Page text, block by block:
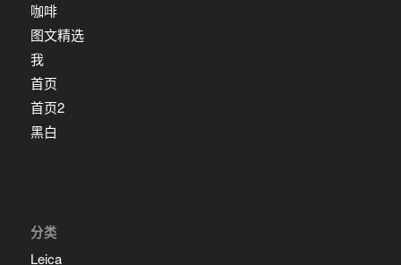
咖啡
图文精选
我
首页
首页2
黑白
分类
Leica